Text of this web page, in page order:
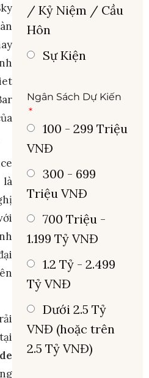
là
/ Kỷ Niệm / Cầu
Hôn
Sự Kiện
Ngân Sách Dự Kiến
100 - 299 Triệu
VNĐ
300 - 699
Triệu VNĐ
700 Triệu -
1.199 Tỷ VNĐ
1.2 Tỷ - 2.499
Tỷ VNĐ
Dưới 2.5 Tỷ
VNĐ (hoặc trên
2.5 Tỷ VNĐ)